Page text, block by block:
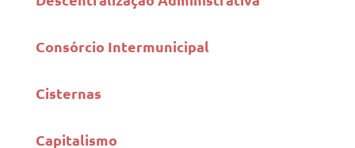
Consórcio Intermunicipal
Cisternas
Capitalismo